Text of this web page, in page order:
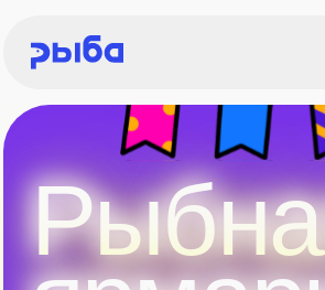
Рыбная
ярмарка
Нас уже 12 000 пирожочков